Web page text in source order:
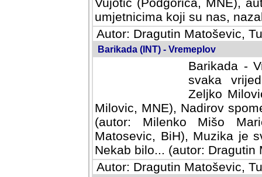
umjetnicima koji su nas,
Autor: Dragutin Matoševic,
Barikada (INT) - Vremeplov
Barikada -
svaka
Milovic,
MNE), Nadirov spomenar
Milenko Mišo Maric, UK),
Muzika je svirala (autor:
(autor: Dragutin Matosevic,
Autor: Dragutin Matoševic,